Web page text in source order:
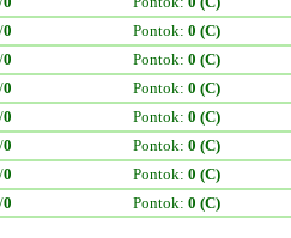
0 Pontok: 0 (C)
0 Pontok: 0 (C)
0 Pontok: 0 (C)
0 Pontok: 0 (C)
0 Pontok: 0 (C)
0 Pontok: 0 (C)
0 Pontok: 0 (C)